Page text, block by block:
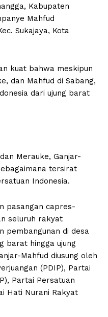
Kabupaten
Mahfud
Sukajaya, Kota
kuat bahwa meskipun
dan Mahfud di Sabang,
dari ujung barat
Merauke, Ganjar-
tersirat
Indonesia.
pasangan capres-
seluruh rakyat
pembangunan di desa
barat hingga ujung
Mahfud diusung oleh
(PDIP), Partai
Partai Persatuan
Hati Nurani Rakyat